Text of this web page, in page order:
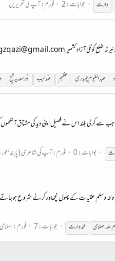
وارث جوابات: 2 فورم:آپ کی تحریریں
عبدالقیومچوہدری عظیم عندلیب نور سعدیہ شیخ
بلند اس نے فصیل اپنی دید کی مشتاق آنکھوں کی
جوابات: 0 فورم:آپ کی شاعری (پابندِ
والہ وسلم عقیدت کے پھول نچھاور کرنے شروع ہو جاتے
اللہ اصلاحی محمد وارث جوابات: 7 فورم: